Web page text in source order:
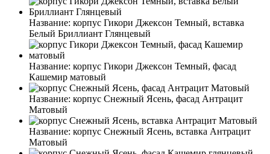
Название: корпус Гикори Джексон Темный, вставка
Белый Бриллиант Глянцевый
Название: корпус Гикори Джексон Темный, фасад
Кашемир матовый
Название: корпус Снежный Ясень, фасад Антрацит
Матовый
Название: корпус Снежный Ясень, вставка Антрацит
Матовый